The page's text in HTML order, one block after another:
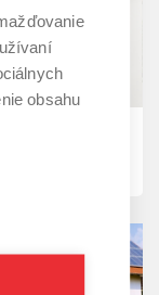
obsahu